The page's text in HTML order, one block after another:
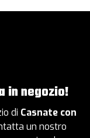
in negozio!
di Casnate con
un nostro